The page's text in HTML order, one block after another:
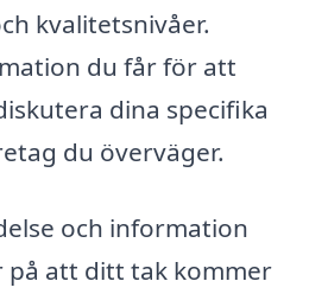
kvalitetsnivåer.
du får för att
dina specifika
du överväger.
och information
på att ditt tak kommer